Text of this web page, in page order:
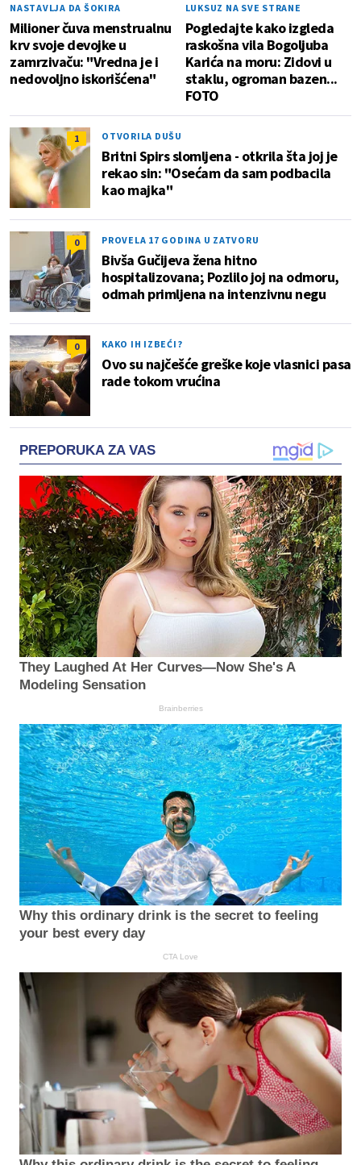
NASTAVLJA DA ŠOKIRA
Milioner čuva menstrualnu
krv svoje devojke u
zamrzivaču: "Vredna je i
nedovoljno iskorišćena"
LUKSUZ NA SVE STRANE
Pogledajte kako izgleda
raskošna vila Bogoljuba
Karića na moru: Zidovi u
staklu, ogroman bazen...
FOTO
1 OTVORILA DUŠU
Britni Spirs slomljena - otkrila šta joj je
rekao sin: "Osećam da sam podbacila
kao majka"
0 PROVELA 17 GODINA U ZATVORU
Bivša Gučijeva žena hitno
hospitalizovana; Pozlilo joj na odmoru,
odmah primljena na intenzivnu negu
0 KAKO IH IZBEĆI?
Ovo su najčešće greške koje vlasnici pasa
rade tokom vrućina
PREPORUKA ZA VAS
They Laughed At Her Curves—Now She's A
Modeling Sensation
Brainberries
Why this ordinary drink is the secret to feeling
your best every day
CTA Love